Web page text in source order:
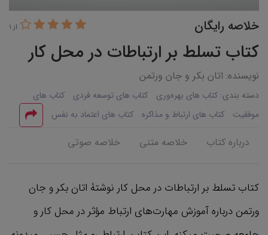
خلاصه رایگان از 1
کتاب تسلط بر ارتباطات در محل کار
نویسنده: اتان بکر و جان ورتمن
دسته بندی: کتاب های بهره‌وری کتاب های توسعه فردی
کتاب های
موفقیت
کتاب های ارتباط و مذاکره کتاب های اعتماد به نفس
درباره کتاب خلاصه متنی خلاصه صوتی
کتاب تسلط بر ارتباطات در محل کار نوشتۀ اتان بکر و جان
ورتمن درباره آموزش مهارت‌های ارتباط مؤثر در محل کار و